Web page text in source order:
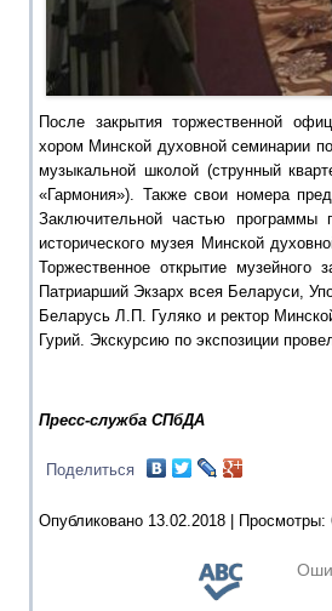
После закрытия торжественной
хором Минской духовной семинарии
музыкальной школой (струнный
«Гармония»). Также свои номера
Заключительной частью программы
исторического музея Минской
Торжественное открытие
Патриарший Экзарх всея Беларуси,
Беларусь Л.П. Гуляко и ректор
Гурий. Экскурсию по экспозиции
Пресс-служба СПбДА
Поделиться
Опубликовано 13.02.2018 | Просмотры: